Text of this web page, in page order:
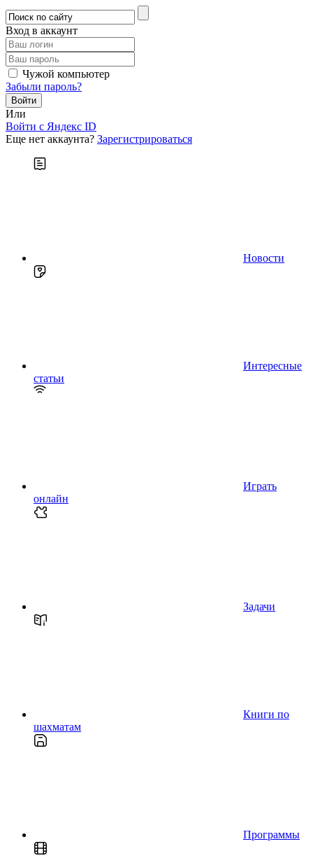
Вход в аккаунт
Чужой компьютер
Забыли пароль?
Или
Войти c Яндекс ID
Еще нет аккаунта? Зарегистрироваться
Новости
Интересные
статьи
Играть
онлайн
Задачи
Книги по
шахматам
Программы